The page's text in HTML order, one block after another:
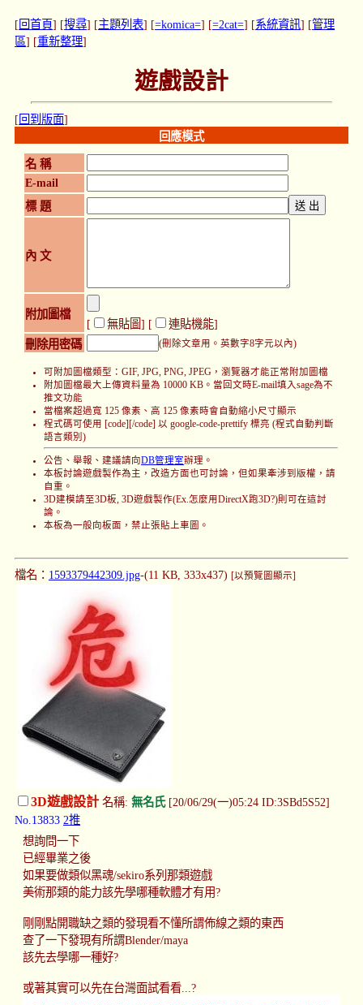
[ 回首頁] [搜尋] [主題列表] [=komica=] [=2cat=] [系統資訊] [管理
區] [重新整理]
遊戲設計
[ 回到版面]
回應模式
名 稱
E-mail
標 題
內 文
附加圖檔
[ 無貼圖] [ 連貼機能]
刪除用密碼
(刪除文章用。英數字8字元以內)
可附加圖檔類型：GIF, JPG, PNG, JPEG，瀏覽器才能正常附加圖檔
附加圖檔最大上傳資料量為 10000 KB。當回文時E-mail填入sage為不
推文功能
當檔案超過寬 125 像素、高 125 像素時會自動縮小尺寸顯示
程式碼可使用 [code][/code] 以 google-code-prettify 標亮 (程式自動判斷
語言類別)
公告、舉報、建議請向 DB管理室辦理。
本板討論遊戲製作為主，改造方面也可討論，但如果牽涉到版權，請
自重。
3D建模請至3D板, 3D遊戲製作(Ex.怎麼用DirectX跑3D?)則可在這討
論。
本板為一般向板面，禁止張貼上車圖。
檔名： 1593379442309.jpg-(11 KB, 333x437) [以預覽圖顯示]
3D遊戲設計名稱: 無名氏[20/06/29(一)05:24 ID:3SBd5S52]
No.13833 2推
想詢問一下
已經畢業之後
如果要做類似黑魂/sekiro系列那類遊戲
美術那類的能力該先學哪種軟體才有用?
剛剛點開職缺之類的發現看不懂所謂佈線之類的東西
查了一下發現有所謂Blender/maya
該先去學哪一種好?
或著其實可以先在台灣面試看看...?